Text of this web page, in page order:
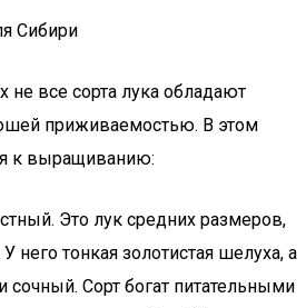
Сибири
не все сорта лука обладают
приживаемостью. В этом
к выращиванию:
Это лук средних размеров,
него тонкая золотистая шелуха, а
сочный. Сорт богат питательными